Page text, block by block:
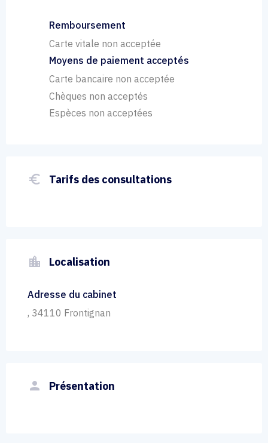
Remboursement
Carte vitale non acceptée
Moyens de paiement acceptés
Carte bancaire non acceptée
Chèques non acceptés
Espèces non acceptées
euro_symbol Tarifs des consultations
location_city Localisation
Adresse du cabinet
, 34110 Frontignan
person Présentation